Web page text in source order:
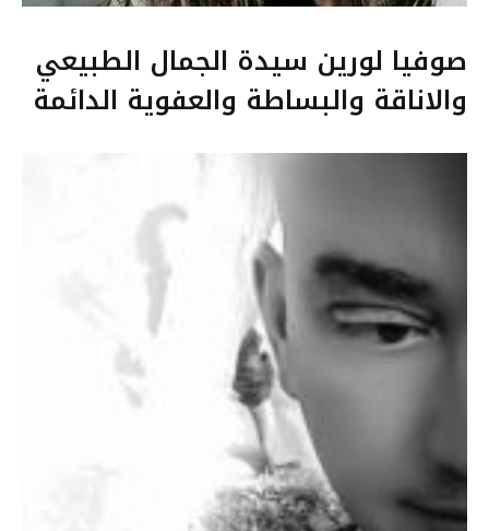
صوفيا لورين سيدة الجمال الطبيعي
والاناقة والبساطة والعفوية الدائمة